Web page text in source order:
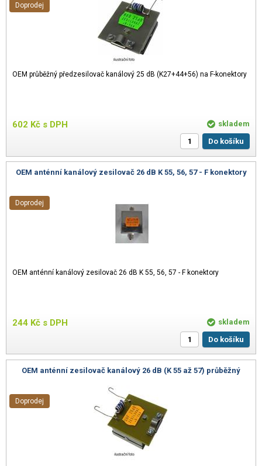
OEM průběžný předzesilovač kanálový 25 dB (K27+44+56) na F-konektory
602 Kč s DPH
Doprodej
skladem
Do košíku
OEM anténní kanálový zesilovač 26 dB K 55, 56, 57 - F konektory
OEM anténní kanálový zesilovač 26 dB K 55, 56, 57 - F konektory
244 Kč s DPH
Doprodej
skladem
Do košíku
OEM anténní zesilovač kanálový 26 dB (K 55 až 57) průběžný
Doprodej